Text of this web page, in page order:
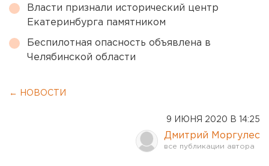
Власти признали исторический центр
Екатеринбурга памятником
Беспилотная опасность объявлена в
Челябинской области
← НОВОСТИ
9 ИЮНЯ 2020 В 14:25
Дмитрий Моргулес